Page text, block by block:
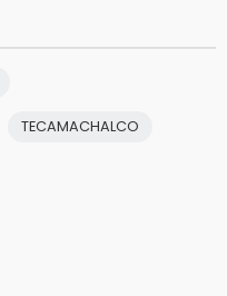
TECAMACHALCO